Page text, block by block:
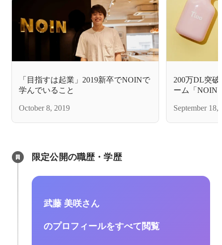
「目指すは起業」2019新卒でNOINで
学んでいること
October 8, 2019
200万DL突
ーム「NOIN
始！
September 18,
限定公開の職歴・学歴
武藤 美咲さん
のプロフィールをすべて閲覧